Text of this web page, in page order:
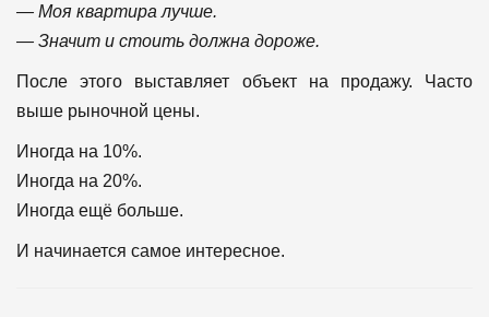
— Моя квартира лучше.
— Значит и стоить должна дороже.
После этого выставляет объект на продажу. Часто
выше рыночной цены.
Иногда на 10%.
Иногда на 20%.
Иногда ещё больше.
И начинается самое интересное.